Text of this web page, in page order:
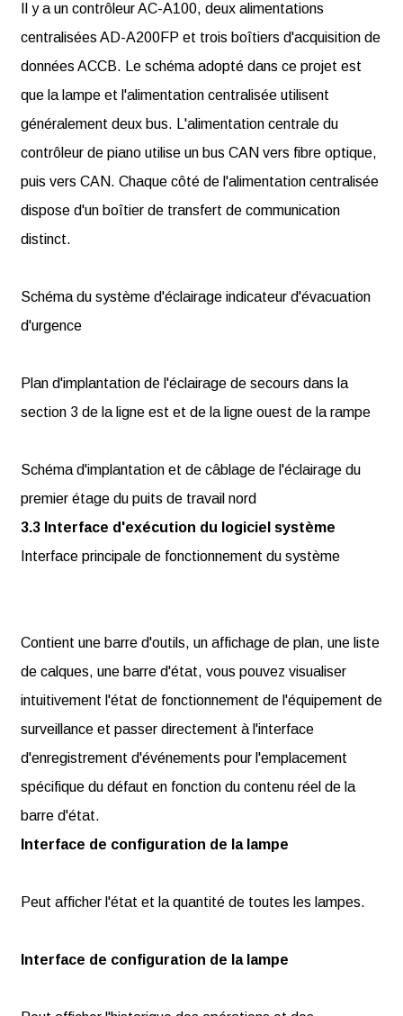
Il y a un contrôleur AC-A100, deux alimentations
centralisées AD-A200FP et trois boîtiers d'acquisition de
données ACCB. Le schéma adopté dans ce projet est
que la lampe et l'alimentation centralisée utilisent
généralement deux bus. L'alimentation centrale du
contrôleur de piano utilise un bus CAN vers fibre optique,
puis vers CAN. Chaque côté de l'alimentation centralisée
dispose d'un boîtier de transfert de communication
distinct.
Schéma du système d'éclairage indicateur d'évacuation
d'urgence
Plan d'implantation de l'éclairage de secours dans la
section 3 de la ligne est et de la ligne ouest de la rampe
Schéma d'implantation et de câblage de l'éclairage du
premier étage du puits de travail nord
3.3 Interface d'exécution du logiciel système
Interface principale de fonctionnement du système
Contient une barre d'outils, un affichage de plan, une liste
de calques, une barre d'état, vous pouvez visualiser
intuitivement l'état de fonctionnement de l'équipement de
surveillance et passer directement à l'interface
d'enregistrement d'événements pour l'emplacement
spécifique du défaut en fonction du contenu réel de la
barre d'état.
Interface de configuration de la lampe
Peut afficher l'état et la quantité de toutes les lampes.
Interface de configuration de la lampe